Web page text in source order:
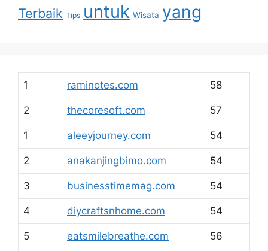
Terbaik Tips untuk Wisata yang
1 raminotes.com 58
2 thecoresoft.com 57
1 aleeyjourney.com 54
2 anakanjingbimo.com 54
3 businesstimemag.com 54
4 diycraftsnhome.com 54
5 eatsmilebreathe.com 56